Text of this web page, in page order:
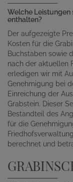
Welche
enthalten?
Der aufgezeigte
Kosten für die
Buchstaben sowie
nach der aktuellen
erledigen wir mit
Genehmigung bei
Einreichung der
Grabstein. Dieser
Bestandteil des
für die
berechnet und